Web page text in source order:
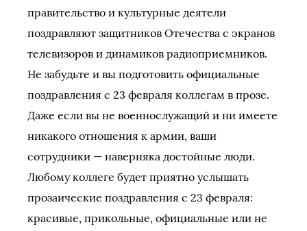
правительство и культурные деятели
поздравляют защитников Отечества с экранов
телевизоров и динамиков радиоприемников.
Не забудьте и вы подготовить официальные
поздравления с 23 февраля коллегам в прозе.
Даже если вы не военнослужащий и ни имеете
никакого отношения к армии, ваши
сотрудники — наверняка достойные люди.
Любому коллеге будет приятно услышать
прозаические поздравления с 23 февраля:
красивые, прикольные, официальные или не